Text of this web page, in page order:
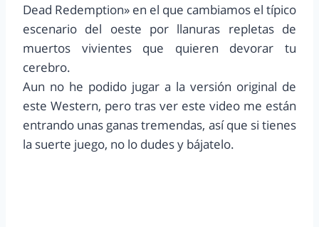
Dead Redemption» en el que cambiamos el típico
escenario del oeste por llanuras repletas de
muertos vivientes que quieren devorar tu
cerebro.
Aun no he podido jugar a la versión original de
este Western, pero tras ver este video me están
entrando unas ganas tremendas, así que si tienes
la suerte juego, no lo dudes y bájatelo.